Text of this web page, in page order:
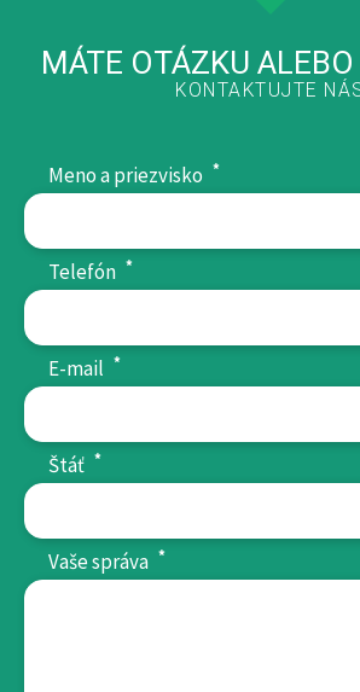
MÁTE OTÁZKU ALEBO
KONTAKTUJTE
Meno a priezvisko *
Telefón *
E-mail *
Štáť *
Vaše správa *